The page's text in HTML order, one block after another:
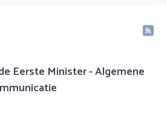
Eerste Minister - Algemene